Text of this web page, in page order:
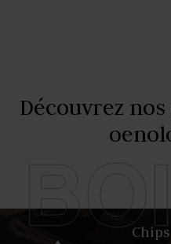
Découvrez
.